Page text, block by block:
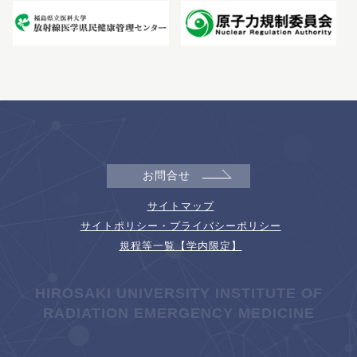
お問合せ
サイトマップ
サイトポリシー・プライバシーポリシー
規程等一覧【学内限定】
HIROSAKI UNIVERSITY INSTITUTE OF
RADIATION EMERGENCY MEDICINE